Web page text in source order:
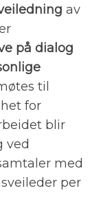
av
på dialog
til
for
blir
ved
med
per